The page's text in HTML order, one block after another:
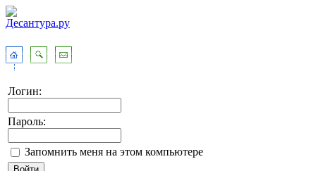
Логин:
Пароль:
Запомнить меня на этом компьютере